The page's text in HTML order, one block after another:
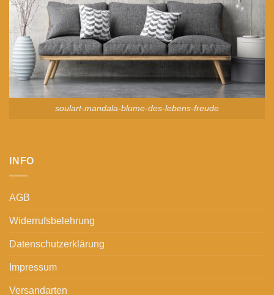
soulart-mandala-blume-des-lebens-freude
INFO
AGB
Widerrufsbelehrung
Datenschutzerklärung
Impressum
Versandarten